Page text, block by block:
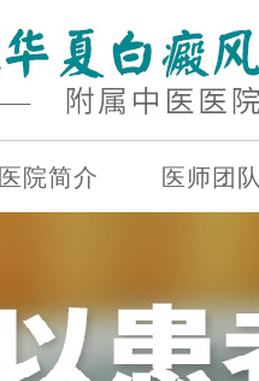
医院简介 医师团队